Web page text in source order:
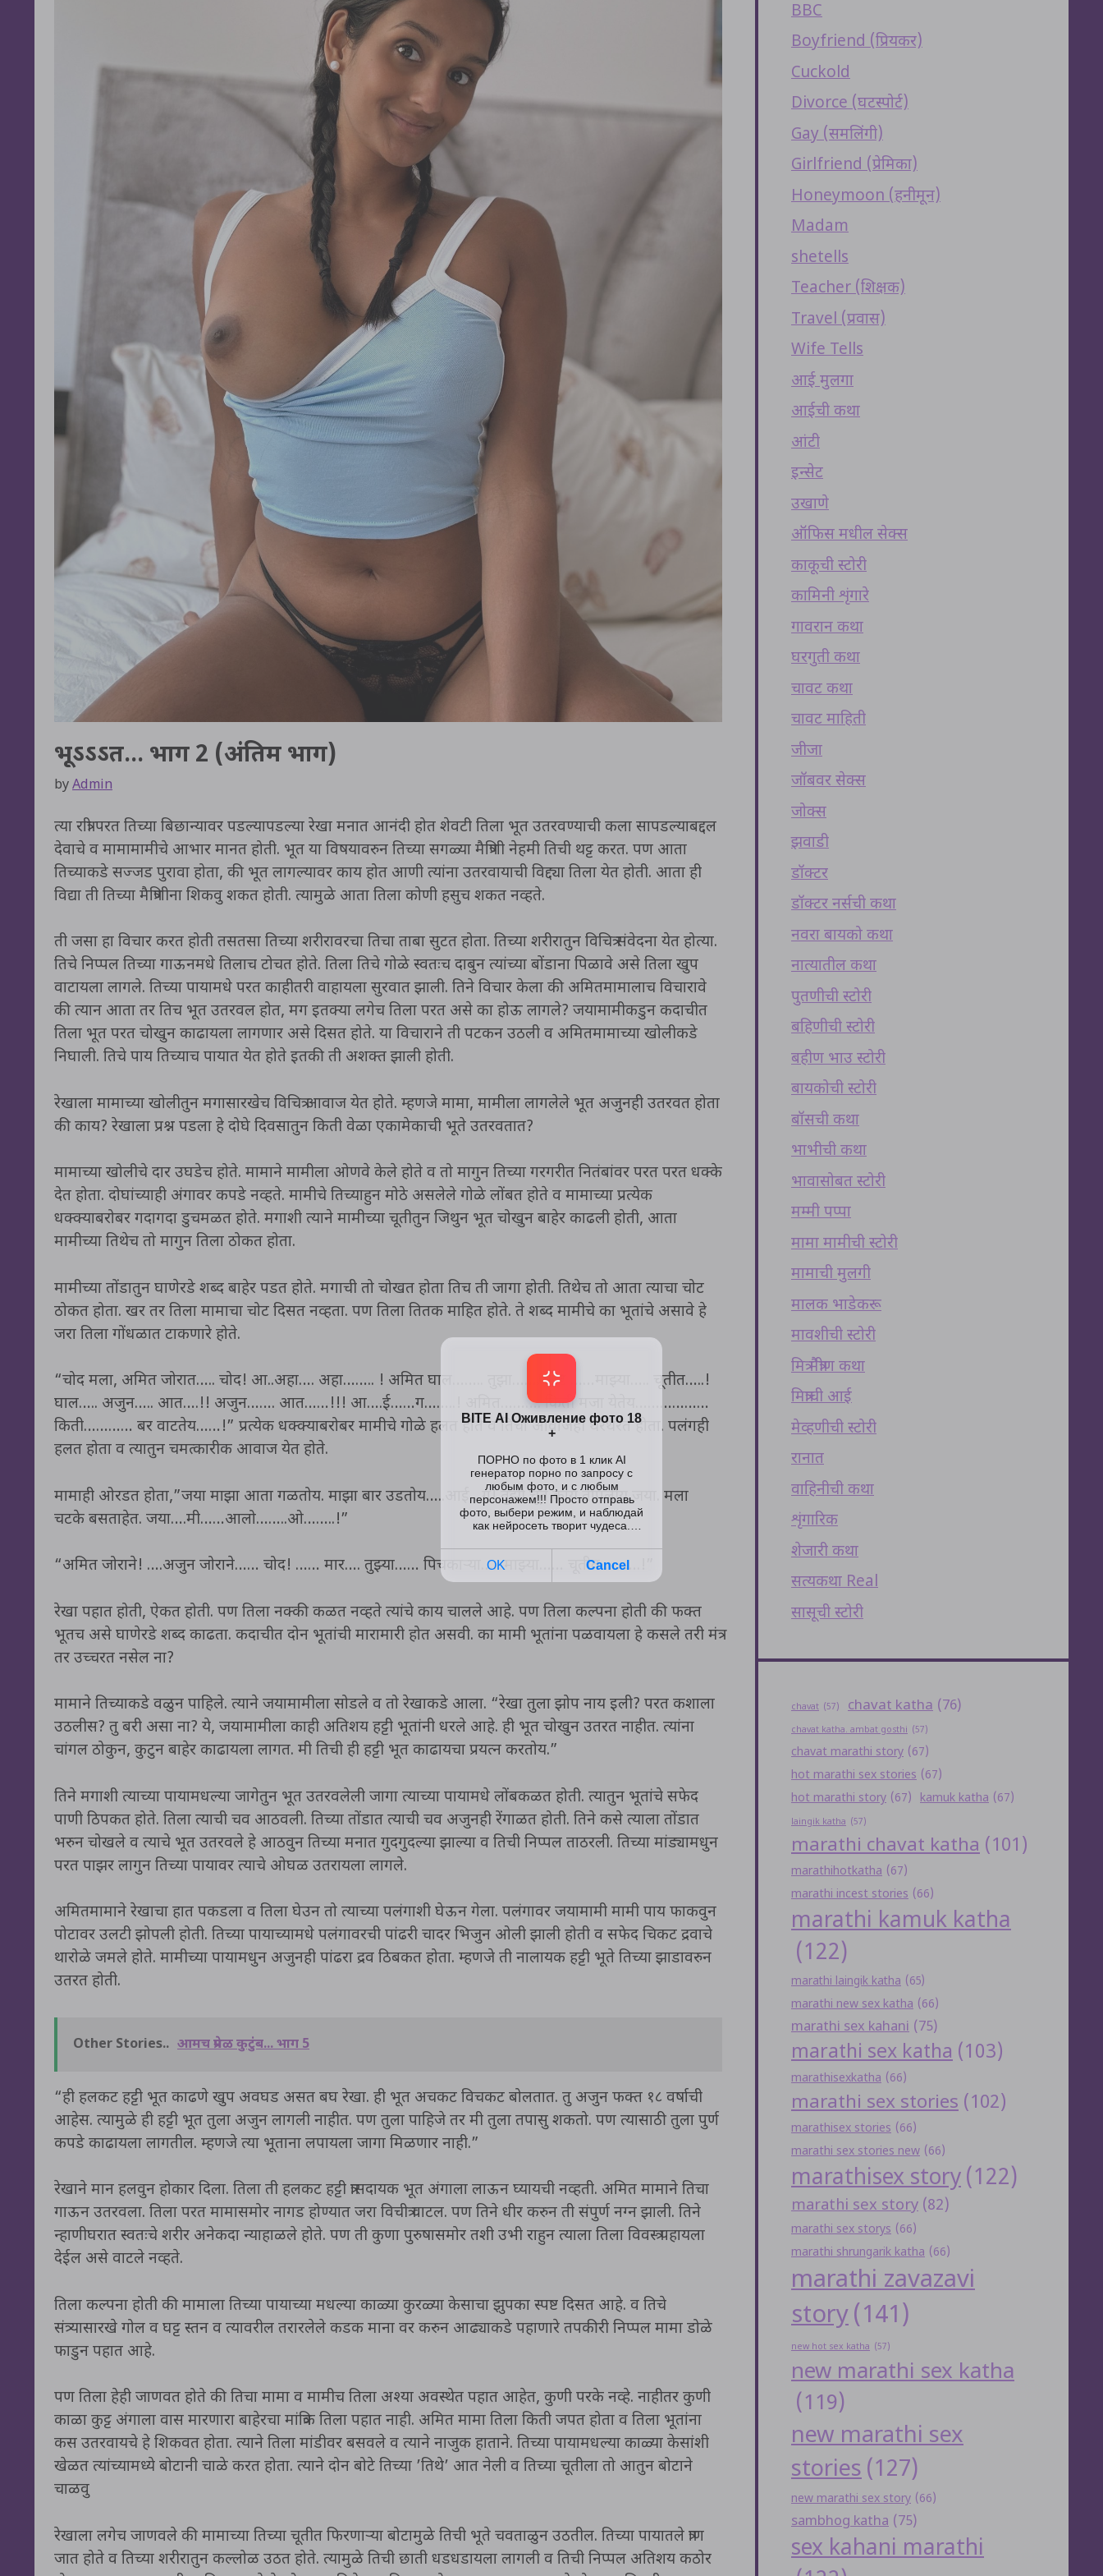
भूऽऽऽत… भाग 2 (अंतिम भाग)
byAdmin
त्या रात्री परत तिच्या बिछान्यावर पडल्यापडल्या रेखा मनात आनंदी होत शेवटी तिला भूत उतरवण्याची कला सापडल्याबद्दल
देवाचे व मामामामीचे आभार मानत होती. भूत या विषयावरुन तिच्या सगळ्या मैत्रिणी नेहमी तिची थट्ट करत. पण आता
तिच्याकडे सज्जड पुरावा होता, की भूत लागल्यावर काय होत आणी त्यांना उतरवायाची विद्द्या तिला येत होती. आता ही
विद्या ती तिच्या मैत्रिणीना शिकवु शकत होती. त्यामुळे आता तिला कोणी हसुच शकत नव्हते.
ती जसा हा विचार करत होती तसतसा तिच्या शरीरावरचा तिचा ताबा सुटत होता. तिच्या शरीरातुन विचित्र संवेदना येत होत्या.
तिचे निप्पल तिच्या गाऊनमधे तिलाच टोचत होते. तिला तिचे गोळे स्वतःच दाबुन त्यांच्या बोंडाना पिळावे असे तिला खुप
वाटायला लागले. तिच्या पायामधे परत काहीतरी वाहायला सुरवात झाली. तिने विचार केला की अमितमामालाच विचारावे
की त्यान आता तर तिच भूत उतरवल होत, मग इतक्या लगेच तिला परत असे का होऊ लागले? जयामामीकडुन कदाचीत
तिला भूत परत चोखुन काढायला लागणार असे दिसत होते. या विचाराने ती पटकन उठली व अमितमामाच्या खोलीकडे
निघाली. तिचे पाय तिच्याच पायात येत होते इतकी ती अशक्त झाली होती.
रेखाला मामाच्या खोलीतुन मगासारखेच विचित्र आवाज येत होते. म्हणजे मामा, मामीला लागलेले भूत अजुनही उतरवत होता
की काय? रेखाला प्रश्न पडला हे दोघे दिवसातुन किती वेळा एकामेकाची भूते उतरवतात?
मामाच्या खोलीचे दार उघडेच होते. मामाने मामीला ओणवे केले होते व तो मागुन तिच्या गरगरीत नितंबांवर परत परत धक्के
देत होता. दोघांच्याही अंगावर कपडे नव्हते. मामीचे तिच्याहुन मोठे असलेले गोळे लोंबत होते व मामाच्या प्रत्येक
धक्क्याबरोबर गदागदा डुचमळत होते. मगाशी त्याने मामीच्या चूतीतुन जिथुन भूत चोखुन बाहेर काढली होती, आता
मामीच्या तिथेच तो मागुन तिला ठोकत होता.
मामीच्या तोंडातुन घाणेरडे शब्द बाहेर पडत होते. मगाची तो चोखत होता तिच ती जागा होती. तिथेच तो आता त्याचा चोट
ठोकत होता. खर तर तिला मामाचा चोट दिसत नव्हता. पण तिला तितक माहित होते. ते शब्द मामीचे का भूतांचे असावे हे
जरा तिला गोंधळात टाकणारे होते.
“चोद मला, अमित जोरात….. चोद! आ..अहा…. अहा…….. ! अमित घाल…….. तुझा……. चोट ……माझ्या….. चूतीत…..!
घाल….. अजुन….. आत….!! अजुन……. आत……!!! आ….ई……ग……..! अमित………. किती मजा येतेय………………
किती………… बर वाटतेय……!” प्रत्येक धक्क्याबरोबर मामीचे गोळे हलत होते व तिचा आवाजही थरथरत होता. पलंगही
हलत होता व त्यातुन चमत्कारीक आवाज येत होते.
मामाही ओरडत होता,”जया माझा आता गळतोय. माझा बार उडतोय…..आई…ग! तुझी चूत काय तापलीय जया. मला
चटके बसताहेत. जया….मी……आलो……..ओ……..!”
“अमित जोराने! ….अजुन जोराने…… चोद! …… मार…. तुझ्या…… पिचकाऱ्या….. माझ्या…… चूतीत……….!”
रेखा पहात होती, ऐकत होती. पण तिला नक्की कळत नव्हते त्यांचे काय चालले आहे. पण तिला कल्पना होती की फक्त
भूतच असे घाणेरडे शब्द काढता. कदाचीत दोन भूतांची मारामारी होत असवी. का मामी भूतांना पळवायला हे कसले तरी मंत्र
तर उच्चरत नसेल ना?
मामाने तिच्याकडे वळुन पाहिले. त्याने जयामामीला सोडले व तो रेखाकडे आला. “रेखा तुला झोप नाय इली? परत कशाला
उठलीस? तु बरी असा ना? ये, जयामामीला काही अतिशय हट्टी भूतांनी धरले आहे. ही भूत चोखुन उतरत नाहीत. त्यांना
चांगल ठोकुन, कुटुन बाहेर काढायला लागत. मी तिची ही हट्टी भूत काढायचा प्रयत्न करतोय.”
तिने मगाशी त्याच्या पायामधल्या जागेतुन भूत उतरवलेली जागा त्याच्या पायामधे लोंबकळत होती. त्यातुन भूतांचे सफेद
पाणी ठिपकत होते. तिला त्याची चव आठवली. तिच्या तोंडात त्याची चव अजुनही रेंगाळत होती. तिने कसे त्याला तोंडात
भरुन चोखले व त्याचे भूत उतरवले हे आठवुन तिच्या मनात गुदगुदल्या झाल्या व तिची निप्पल ताठरली. तिच्या मांड्यामधुन
परत पाझर लागुन तिच्या पायावर त्याचे ओघळ उतरायला लागले.
अमितमामाने रेखाचा हात पकडला व तिला घेउन तो त्याच्या पलंगाशी घेऊन गेला. पलंगावर जयामामी मामी पाय फाकवुन
पोटावर उलटी झोपली होती. तिच्या पायाच्यामधे पलंगावरची पांढरी चादर भिजुन ओली झाली होती व सफेद चिकट द्रवाचे
थारोळे जमले होते. मामीच्या पायामधुन अजुनही पांढरा द्रव ठिबकत होता. म्हणजे ती नालायक हट्टी भूते तिच्या झाडावरुन
उतरत होती.
Other Stories.. आमच प्रेमळ कुटुंब... भाग 5
“ही हलकट हट्टी भूत काढणे खुप अवघड असत बघ रेखा. ही भूत अचकट विचकट बोलतात. तु अजुन फक्त १८ वर्षाची
आहेस. त्यामुळे ही हट्टी भूत तुला अजुन लागली नाहीत. पण तुला पाहिजे तर मी तुला तपासु शकतो. पण त्यासाठी तुला पुर्ण
कपडे काढायला लागतील. म्हणजे त्या भूताना लपायला जागा मिळणार नाही.”
रेखाने मान हलवुन होकार दिला. तिला ती हलकट हट्टी त्रासदायक भूत अंगाला लाऊन घ्यायची नव्हती. अमित मामाने तिचा
गाऊन उतरवला. तिला परत मामासमोर नागड होण्यात जरा विचीत्र वाटल. पण तिने धीर करुन ती संपुर्ण नग्न झाली. तिने
न्हाणीघरात स्वतःचे शरीर अनेकदा न्याहाळले होते. पण ती कुणा पुरुषासमोर तशी उभी राहुन त्याला तिला विवस्त्र पहायला
देईल असे वाटले नव्हते.
तिला कल्पना होती की मामाला तिच्या पायाच्या मधल्या काळ्या कुरळ्या केसाचा झुपका स्पष्ट दिसत आहे. व तिचे
संत्र्यासारखे गोल व घट्ट स्तन व त्यावरील तरारलेले कडक माना वर करुन आढ्याकडे पहाणारे तपकीरी निप्पल मामा डोळे
फाडुन पहात आहे.
पण तिला हेही जाणवत होते की तिचा मामा व मामीच तिला अश्या अवस्थेत पहात आहेत, कुणी परके नव्हे. नाहीतर कुणी
काळा कुट्ट अंगाला वास मारणारा बाहेरचा मांत्रिक तिला पहात नाही. अमित मामा तिला किती जपत होता व तिला भूतांना
कस उतरवायचे हे शिकवत होता. त्याने तिला मांडीवर बसवले व त्याने नाजुक हाताने. तिच्या पायामधल्या काळ्या केसांशी
खेळत त्यांच्यामध्ये बोटानी चाळे करत होता. त्याने दोन बोटे तिच्या ’तिथे’ आत नेली व तिच्या चूतीला तो आतुन बोटाने
चाळवु
रेखाला लगेच जाणवले की मामाच्या तिच्या चूतीत फिरणाऱ्या बोटामुळे तिची भूते चवताळुन उठतील. तिच्या पायातले त्राण
जात होते व तिच्या शरीरातुन कल्लोळ उठत होते. त्यामुळे तिची छाती धडधडायला लागली व तिची निप्पल अतिशय कठोर
BBC
Boyfriend (प्रियकर)
Cuckold
Divorce (घटस्पोर्ट)
Gay (समलिंगी)
Girlfriend (प्रेमिका)
Honeymoon (हनीमून)
Madam
shetells
Teacher (शिक्षक)
Travel (प्रवास)
Wife Tells
आई मुलगा
आईची कथा
आंटी
इन्सेट
उखाणे
ऑफिस मधील सेक्स
काकूची स्टोरी
कामिनी शृंगारे
गावरान कथा
घरगुती कथा
चावट कथा
चावट माहिती
जीजा
जॉबवर सेक्स
जोक्स
झवाडी
डॉक्टर
डॉक्टर नर्सची कथा
नवरा बायको कथा
नात्यातील कथा
पुतणीची स्टोरी
बहिणीची स्टोरी
बहीण भाउ स्टोरी
बायकोची स्टोरी
बॉसची कथा
भाभीची कथा
भावासोबत स्टोरी
मम्मी पप्पा
मामा मामीची स्टोरी
मामाची मुलगी
मालक भाडेकरू
मावशीची स्टोरी
मित्र मैत्रीण कथा
मित्राची आई
मेव्हणीची स्टोरी
रानात
वाहिनीची कथा
शृंगारिक
शेजारी कथा
सत्यकथा Real
सासूची स्टोरी
chavat (57) chavat katha (76)
chavat katha. ambat gosthi (57)
chavat marathi story (67)
hot marathi sex stories (67)
hot marathi story (67) kamuk katha (67)
laingik katha (57)
marathi chavat katha (101)
marathihotkatha (67)
marathi incest stories (66)
marathi kamuk katha
(122)
marathi laingik katha (65)
marathi new sex katha (66)
marathi sex kahani (75)
marathi sex katha (103)
marathisexkatha (66)
marathi sex stories (102)
marathisex stories (66)
marathi sex stories new (66)
marathisex story (122)
marathi sex story (82)
marathi sex storys (66)
marathi shrungarik katha (66)
marathi zavazavi
story(141)
new hot sex katha (57)
new marathi sex katha
(119)
new marathi sex
stories(127)
new marathi sex story (66)
sambhog katha (75)
sex kahani marathi